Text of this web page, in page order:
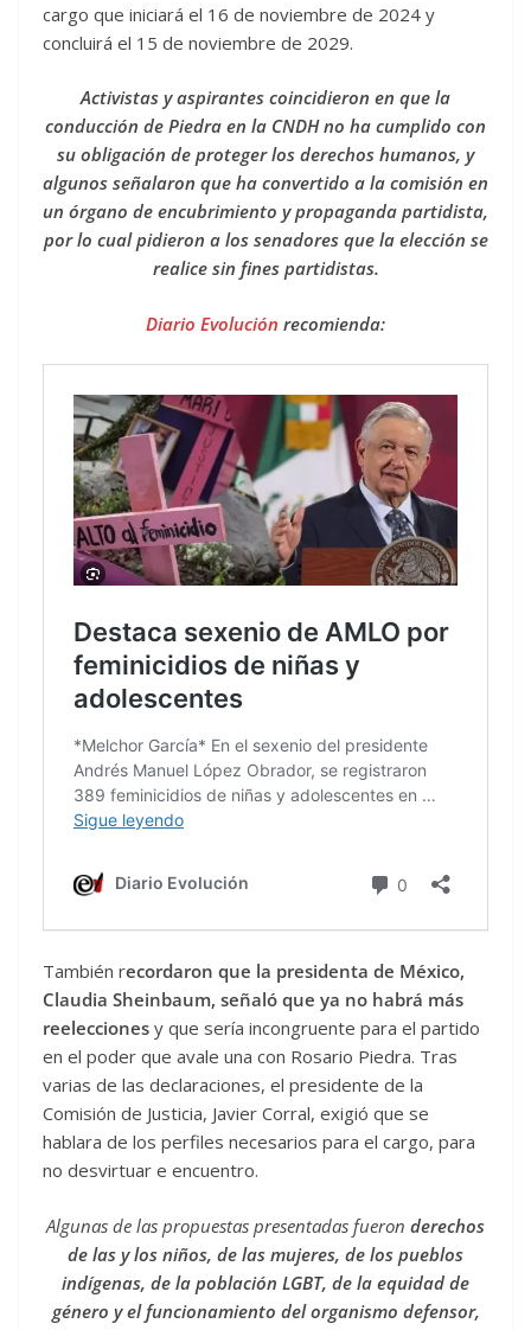
cargo que iniciará el 16 de noviembre de 2024 y
concluirá el 15 de noviembre de 2029.
Activistas y aspirantes coincidieron en que la
conducción de Piedra en la CNDH no ha cumplido con
su obligación de proteger los derechos humanos, y
algunos señalaron que ha convertido a la comisión en
un órgano de encubrimiento y propaganda partidista,
por lo cual pidieron a los senadores que la elección se
realice sin fines partidistas.
Diario Evolución recomienda:
También recordaron que la presidenta de México,
Claudia Sheinbaum, señaló que ya no habrá más
reelecciones y que sería incongruente para el partido
en el poder que avale una con Rosario Piedra. Tras
varias de las declaraciones, el presidente de la
Comisión de Justicia, Javier Corral, exigió que se
hablara de los perfiles necesarios para el cargo, para
no desvirtuar e encuentro.
Algunas de las propuestas presentadas fueron derechos
de las y los niños, de las mujeres, de los pueblos
indígenas, de la población LGBT, de la equidad de
género y el funcionamiento del organismo defensor,